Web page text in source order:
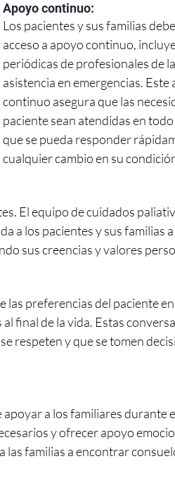
Apoyo continuo:
Los pacientes y sus familias
acceso a apoyo continuo,
periódicas de profesionales de
asistencia en emergencias. Este
continuo asegura que las
paciente sean atendidas en
que se pueda responder
cualquier cambio en su
El equipo de cuidados
a los pacientes y sus familias
sus creencias y valores
preferencias del paciente
final de la vida. Estas
respeten y que se tomen
a los familiares durante
y ofrecer apoyo
las familias a encontrar